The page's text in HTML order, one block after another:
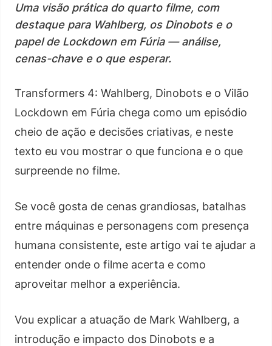
Uma visão prática do quarto filme, com
destaque para Wahlberg, os Dinobots e o
papel de Lockdown em Fúria — análise,
cenas-chave e o que esperar.
Transformers 4: Wahlberg, Dinobots e o Vilão
Lockdown em Fúria chega como um episódio
cheio de ação e decisões criativas, e neste
texto eu vou mostrar o que funciona e o que
surpreende no filme.
Se você gosta de cenas grandiosas, batalhas
entre máquinas e personagens com presença
humana consistente, este artigo vai te ajudar a
entender onde o filme acerta e como
aproveitar melhor a experiência.
Vou explicar a atuação de Mark Wahlberg, a
introdução e impacto dos Dinobots e a